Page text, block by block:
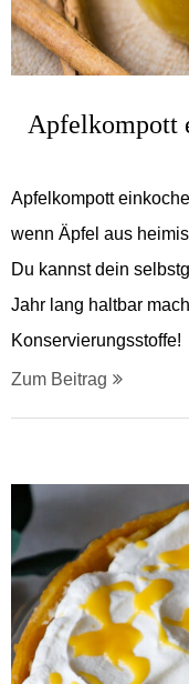
Apfelkompott
Apfelkompott
wenn Äpfel aus
Du kannst dein
Jahr lang haltbar
Konservierungsstoffe!
Zum Beitrag